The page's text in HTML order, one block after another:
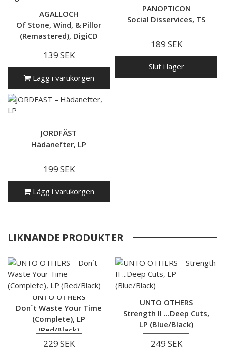
AGALLOCH
Of Stone, Wind, & Pillor
(Remastered), DigiCD
139 SEK
Lägg i varukorgen
PANOPTICON
Social Disservices, TS
189 SEK
Slut i lager
JORDFÄST
Hädanefter, LP
199 SEK
Lägg i varukorgen
LIKNANDE PRODUKTER
UNTO OTHERS
Don`t Waste Your Time
(Complete), LP
(Red/Black)
229 SEK
UNTO OTHERS
Strength II ...Deep Cuts,
LP (Blue/Black)
249 SEK